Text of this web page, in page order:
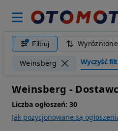
Filtruj Wyróżnione
Weinsberg Wyczyść
Weinsberg -
Liczba ogłoszeń: 30
Jak pozycjonowane są